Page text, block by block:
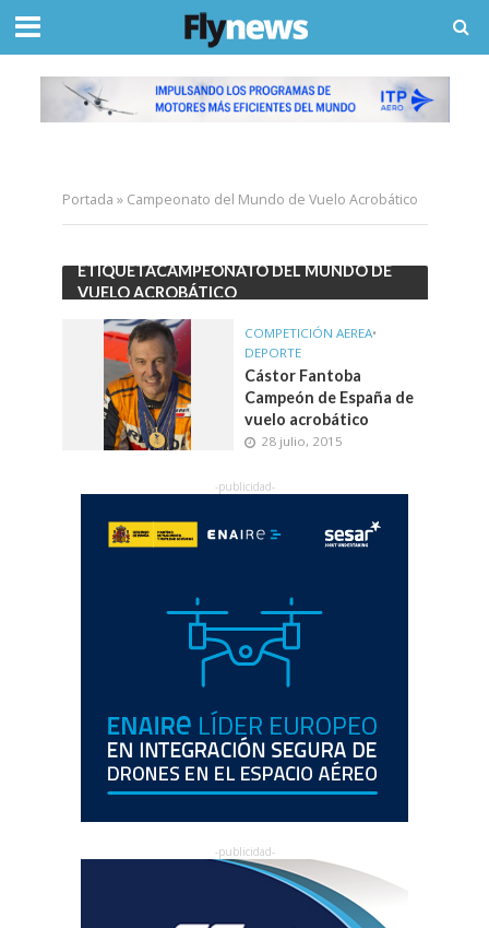
Portada » Campeonato del Mundo de Vuelo Acrobático
ETIQUETACAMPEONATO DEL MUNDO DE
VUELO ACROBÁTICO
COMPETICIÓN AEREA•
DEPORTE
Cástor Fantoba
Campeón de España de
vuelo acrobático
28 julio, 2015